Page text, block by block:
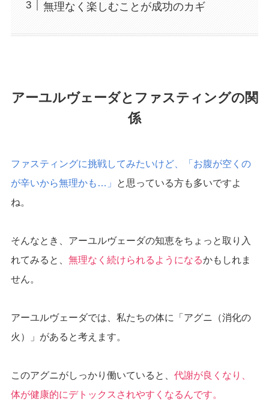
無理なく楽しむことが成功のカギ
アーユルヴェーダとファスティングの関
係
ファスティングに挑戦してみたいけど、「お腹が空くの
が辛いから無理かも…」
と思っている方も多いですよ
ね。
そんなとき、アーユルヴェーダの知恵をちょっと取り入
れてみると、 無理なく続けられるようになるかもしれま
せん。
アーユルヴェーダでは、私たちの体に「アグニ（消化の
火）」があると考えます。
このアグニがしっかり働いていると、 代謝が良くなり、
体が健康的にデトックスされやすくなるんです。